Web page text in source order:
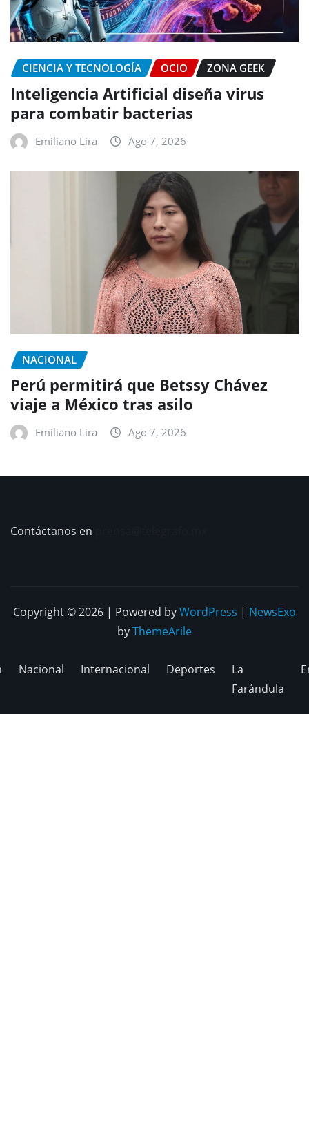
CIENCIA Y TECNOLOGÍA OCIO ZONA GEEK
Inteligencia Artificial diseña virus
para combatir bacterias
Emiliano Lira Ago 7, 2026
NACIONAL
Perú permitirá que Betssy Chávez
viaje a México tras asilo
Emiliano Lira Ago 7, 2026
Contáctanos en
Copyright © 2026 | Powered byWordPress | NewsExo
byThemeArile
Nacional Internacional Deportes
La
Farándula